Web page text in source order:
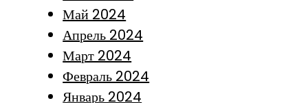
Май 2024
Апрель 2024
Март 2024
Февраль 2024
Январь 2024